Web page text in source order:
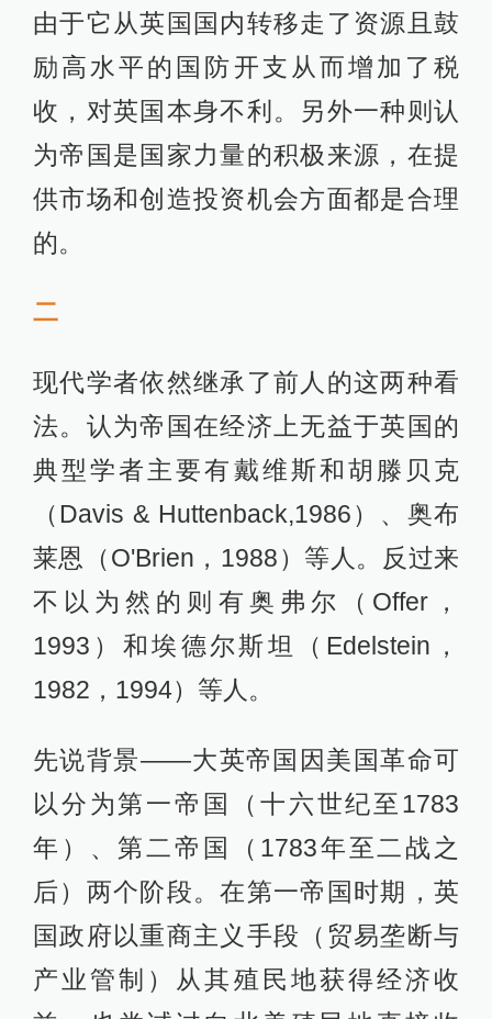
由于它从英国国内转移走了资源且鼓
励高水平的国防开支从而增加了税
收，对英国本身不利。另外一种则认
为帝国是国家力量的积极来源，在提
供市场和创造投资机会方面都是合理
的。
二
现代学者依然继承了前人的这两种看
法。认为帝国在经济上无益于英国的
典型学者主要有戴维斯和胡滕贝克
（Davis & Huttenback,1986）、奥布
莱恩（O'Brien，1988）等人。反过来
不以为然的则有奥弗尔（Offer，
1993）和埃德尔斯坦（Edelstein，
1982，1994）等人。
先说背景——大英帝国因美国革命可
以分为第一帝国（十六世纪至1783
年）、第二帝国（1783年至二战之
后）两个阶段。在第一帝国时期，英
国政府以重商主义手段（贸易垄断与
产业管制）从其殖民地获得经济收